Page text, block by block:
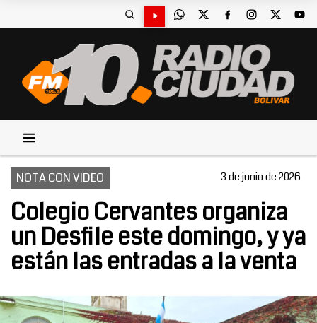
NOTA CON VIDEO 3 de junio de 2026
Colegio Cervantes organiza
un Desfile este domingo, y ya
están las entradas a la venta